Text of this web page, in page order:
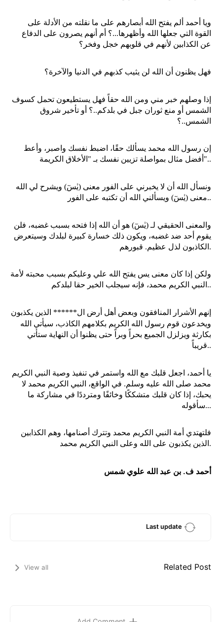
ويا أحمد ألم يفتح الله أبصارهم على ما نقلته من الأدلة على
القوة التي جعلها الله وأظهرها...؟ أم أنهم يصرون على الدفاع
عن الكذابين لأنهم في قلوبهم خجل وفخر؟
فهل يظنون أن الله لن يثيب كذبهم في الدنيا والآخرة؟
إذا وصلهم خبر مني ومن الله حقاً فهل يستطيعون تحمل كسوف
الشمس أو منع ثوران جبل في بلدكم..؟ أو تأخير شروق
الشمس..؟
إن رسول الله محمد يسألك حقًا، اضبط نفسك واصبر، وأعط
أفضل مثال بمواصلة تزيين نفسك بـ "الأخلاق الكريمة"..
ونسأل الله أن لا يخبرني على الفور معنى (يٰسٓ) ويشرح لي الله
معنى (يٰسٓ) ويسألني الله أن تكتبه على الفور..
والمعنى الحقيقي لـ (يٰسٓ) هو أن الله إذا فتحه بسبب غضبه، فلن
يقوم أحد ضد غضبه، ويكون ذلك خسارة كبيرة لبلدك وسيتعرض
الكاذبون لذل عظيم. قبورهم.
ولكن إذا كان معنى يس يفتح الله علي وعليكم بسبب محبته لأمة
النبي الكريم محمد، فإنه سيجلب الخير حقا لبلدكم..
إنهم الأشرار المنافقون وبعض أهل أرض ال****** الذين يكذبون
ويخدعون قوم رسول الله الكريم بكلامهم
الكاذب، سيأتي الله
بكارثة ويزلزل الجميع بحراً وبراً حتى يظنوا أن النهاية ستأتي
قريباً..
يا أحمد، اجعل قلبك مع الله واستمر في تنفيذ وصية النبي الكريم
محمد صلى الله عليه وسلم. في الواقع، النبي الكريم محمد لا
يحبك، إذا كان قلبك متشككًا وخائفًا ومترددًا في مشاركة ما
سأقوله...
فلتهتدي أمة النبي الكريم محمد وتترك أصنامها، وهم الكذابين
الذين يكذبون على الله وعلى النبي الكريم محمد.
أحمد ف. بن عبد الله علوي شمس
Last update
Related Post
View all